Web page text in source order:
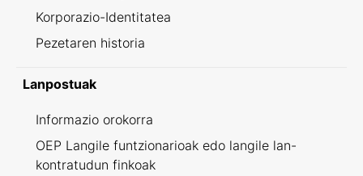
Korporazio-Identitatea
Pezetaren historia
Lanpostuak
Informazio orokorra
OEP Langile funtzionarioak edo langile lan-
kontratudun finkoak